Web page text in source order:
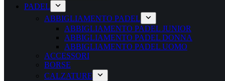
PADEL
ABBIGLIAMENTO PADEL
ABBIGLIAMENTO PADEL JUNIOR
ABBIGLIAMENTO PADEL DONNA
ABBIGLIAMENTO PADEL UOMO
ACCESSORI
BORSE
CALZATURE